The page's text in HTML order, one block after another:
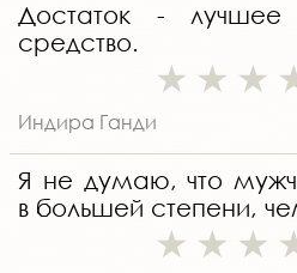
Достаток - лучшее
средство.
Индира Ганди
Я не думаю, что
в большей степени,